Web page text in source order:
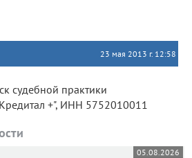
23 мая 2013 г. 12:58
+", ИНН 5752010011
05.08.2026